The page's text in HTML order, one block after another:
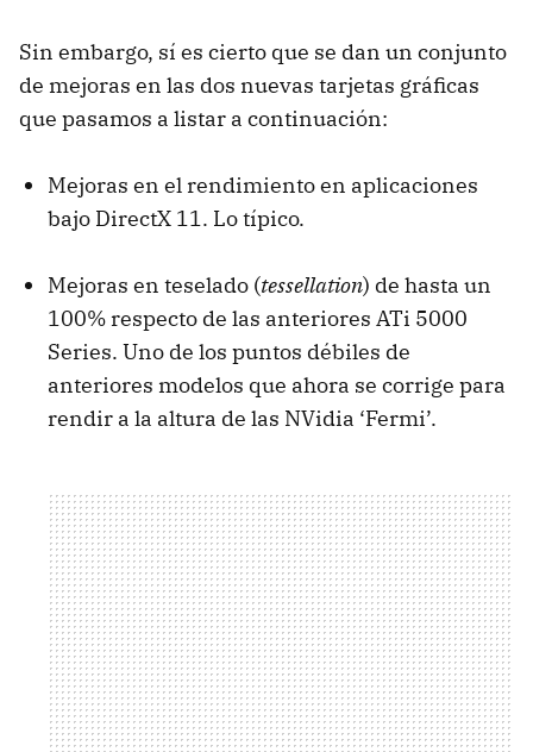
Sin embargo, sí es cierto que se dan un conjunto
de mejoras en las dos nuevas tarjetas gráficas
que pasamos a listar a continuación:
Mejoras en el rendimiento en aplicaciones
bajo DirectX 11. Lo típico.
Mejoras en teselado (tessellation) de hasta un
100% respecto de las anteriores ATi 5000
Series. Uno de los puntos débiles de
anteriores modelos que ahora se corrige para
rendir a la altura de las NVidia ‘Fermi’.